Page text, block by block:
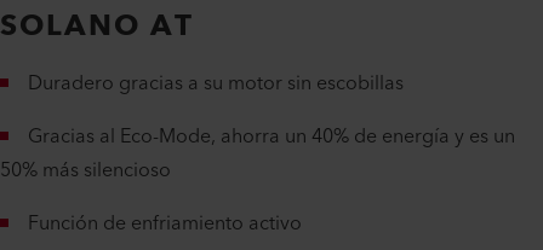
SOLANO AT
Duradero gracias a su motor sin escobillas
Gracias al Eco-Mode, ahorra un 40% de energía y es un
50% más silencioso
Función de enfriamiento activo